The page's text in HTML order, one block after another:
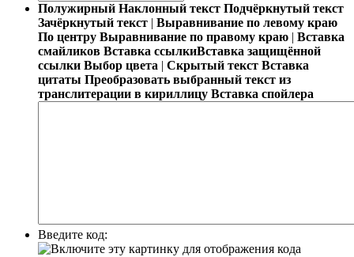
Полужирный Наклонный текст Подчёркнутый текст
Зачёркнутый текст | Выравнивание по левому краю
По центру Выравнивание по правому краю | Вставка
смайликов Вставка ссылкиВставка защищённой
ссылки Выбор цвета | Скрытый текст Вставка
цитаты Преобразовать выбранный текст из
транслитерации в кириллицу Вставка спойлера
Введите код: